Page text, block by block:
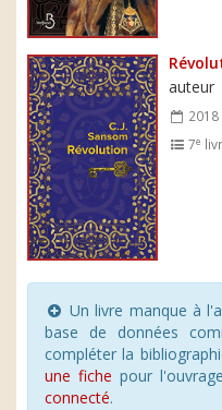
auteur
2018
7e
Un livre manque à
base de données
compléter la
une fiche pour
connecté.